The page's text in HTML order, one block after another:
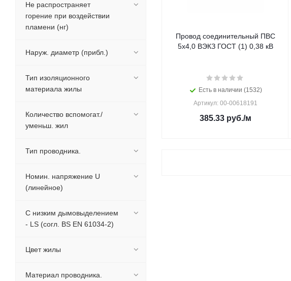
Провод соединительный ПВС
5х4,0 ВЭКЗ ГОСТ (1) 0,38 кВ
Есть в наличии (1532)
Артикул: 00-00618191
385.33руб./м
Не распространяет
горение при воздействии
пламени (нг)
Наруж. диаметр (прибл.)
Тип изоляционного
материала жилы
Количество вспомогат./
уменьш. жил
Тип проводника.
Номин. напряжение U
(линейное)
С низким дымовыделением
- LS (согл. BS EN 61034-2)
Цвет жилы
Материал проводника.